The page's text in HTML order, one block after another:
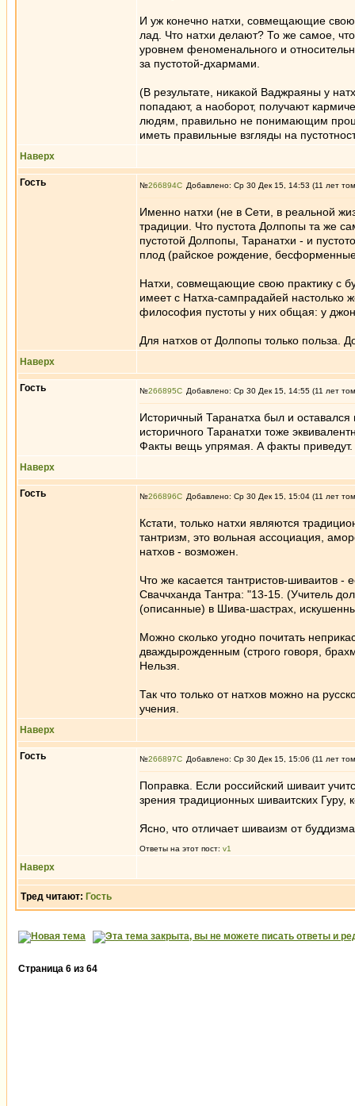
И уж конечно натхи, совмещающие свою
лад. Что натхи делают? То же самое,
уровнем феноменального и
за пустотой-дхармами.
(В результате, никакой Ваджраяны у
попадают, а наоборот, получают
людям, правильно не понимающим
иметь правильные взгляды на
Наверх
Гость №266894 Добавлено: Ср 30 Дек 15, 14:53 (11 лет
Именно натхи (не в Сети, в реальной
традиции. Что пустота Долпопы та же
пустотой Долпопы, Таранатхи - и
плод (райское рождение,
Натхи, совмещающие свою практику с
имеет с Натха-сампрадайей настолько
философия пустоты у них общая: у
Для натхов от Долпопы только польза.
Наверх
Гость №266895 Добавлено: Ср 30 Дек 15, 14:55 (11 лет
Историчный Таранатха был и оставался
историчного Таранатхи тоже
Факты вещь упрямая. А факты приведут.
Наверх
Гость №266896 Добавлено: Ср 30 Дек 15, 15:04 (11 лет
Кстати, только натхи являются
тантризм, это вольная ассоциация,
натхов - возможен.
Что же касается тантристов-шиваитов
Сваччханда Тантра: "13-15. (Учитель
(описанные) в Шива-шастрах,
Можно сколько угодно почитать
дваждырожденным (строго говоря,
Нельзя.
Так что только от натхов можно на
учения.
Наверх
Гость №266897 Добавлено: Ср 30 Дек 15, 15:06 (11 лет
Поправка. Если российский шиваит
зрения традиционных шиваитских Гуру,
Ясно, что отличает шиваизм от
Ответы на этот пост: v1
Наверх
Тред читают: Гость
Страница 6 из 64